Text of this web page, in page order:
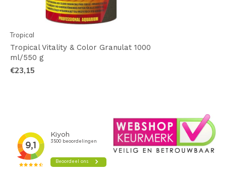
Tropical
Tropical Vitality & Color Granulat 1000
ml/550 g
€23,15